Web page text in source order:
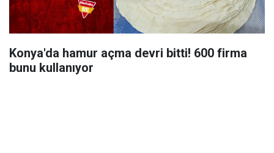
Konya'da hamur açma devri bitti! 600 firma
bunu kullanıyor